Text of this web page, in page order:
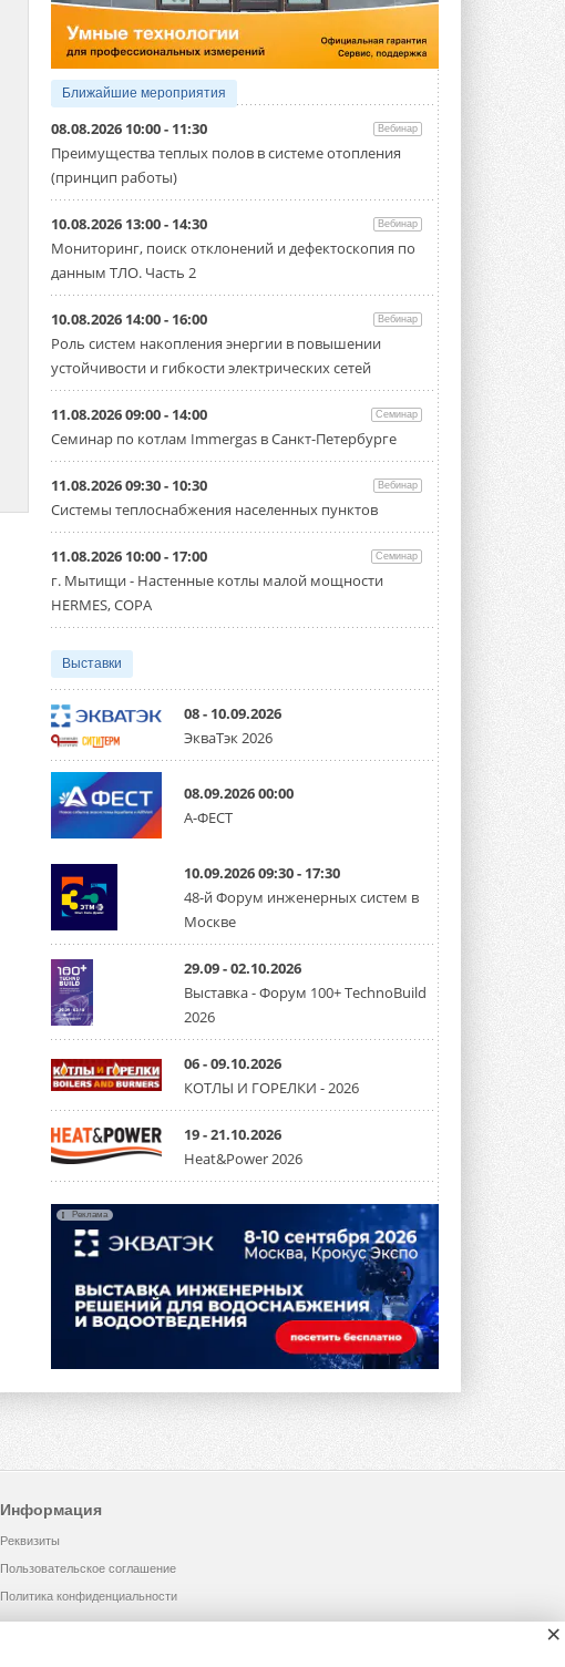
Ближайшие мероприятия
08.08.2026 10:00 - 11:30 Вебинар
Преимущества теплых полов в системе отопления
(принцип работы)
10.08.2026 13:00 - 14:30 Вебинар
Мониторинг, поиск отклонений и дефектоскопия по
данным ТЛО. Часть 2
10.08.2026 14:00 - 16:00 Вебинар
Роль систем накопления энергии в повышении
устойчивости и гибкости электрических сетей
11.08.2026 09:00 - 14:00 Семинар
Семинар по котлам Immergas в Санкт-Петербурге
11.08.2026 09:30 - 10:30 Вебинар
Системы теплоснабжения населенных пунктов
11.08.2026 10:00 - 17:00 Семинар
г. Мытищи - Настенные котлы малой мощности
HERMES, COPA
Выставки
08 - 10.09.2026
ЭкваТэк 2026
08.09.2026 00:00
А-ФЕСТ
10.09.2026 09:30 - 17:30
48-й Форум инженерных систем в
Москве
29.09 - 02.10.2026
Выставка - Форум 100+ TechnoBuild
2026
06 - 09.10.2026
КОТЛЫ И ГОРЕЛКИ - 2026
19 - 21.10.2026
Heat&Power 2026
Реклама
Информация
Реквизиты
Пользовательское соглашение
Политика конфиденциальности
×